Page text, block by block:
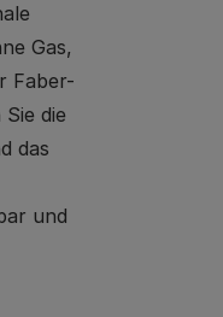
Gas,
Faber-
die
das
und